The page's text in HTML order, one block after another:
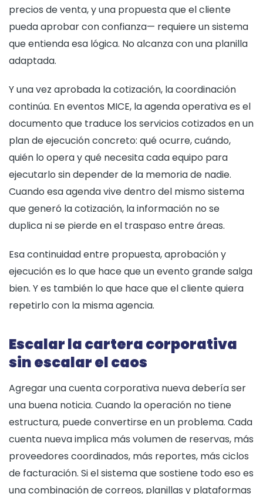
precios de venta, y una propuesta que el cliente
pueda aprobar con confianza— requiere un sistema
que entienda esa lógica. No alcanza con una planilla
adaptada.
Y una vez aprobada la cotización, la coordinación
continúa. En eventos MICE, la agenda operativa es el
documento que traduce los servicios cotizados en un
plan de ejecución concreto: qué ocurre, cuándo,
quién lo opera y qué necesita cada equipo para
ejecutarlo sin depender de la memoria de nadie.
Cuando esa agenda vive dentro del mismo sistema
que generó la cotización, la información no se
duplica ni se pierde en el traspaso entre áreas.
Esa continuidad entre propuesta, aprobación y
ejecución es lo que hace que un evento grande salga
bien. Y es también lo que hace que el cliente quiera
repetirlo con la misma agencia.
Escalar la cartera corporativa
sin escalar el caos
Agregar una cuenta corporativa nueva debería ser
una buena noticia. Cuando la operación no tiene
estructura, puede convertirse en un problema. Cada
cuenta nueva implica más volumen de reservas, más
proveedores coordinados, más reportes, más ciclos
de facturación. Si el sistema que sostiene todo eso es
una combinación de correos, planillas y plataformas